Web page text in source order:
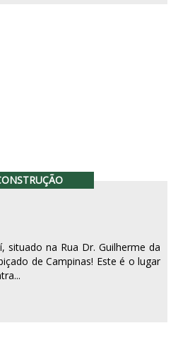
situado na Rua Dr. Guilherme da
de Campinas! Este é o lugar